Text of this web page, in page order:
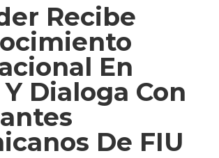
Recibe
En
Dialoga Con
De FIU